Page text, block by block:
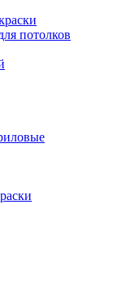
потолков